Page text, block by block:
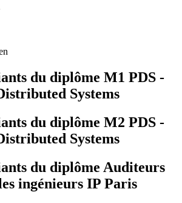
du diplôme M1 PDS -
Systems
du diplôme M2 PDS -
Systems
du diplôme Auditeurs
ingénieurs IP Paris